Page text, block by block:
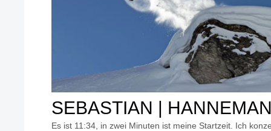
SEBASTIAN |
Es ist 11:34, in zwei Minuten ist meine Startzeit. Ich